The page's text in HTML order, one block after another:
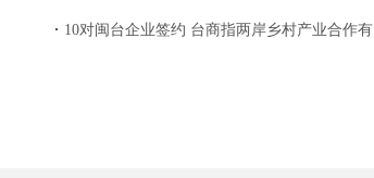
10对闽台企业签约 台商指两岸乡村产业合作有